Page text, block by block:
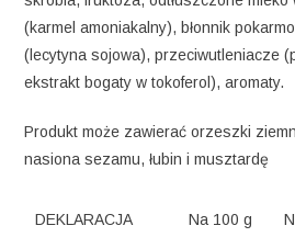
(karmel amoniakalny), błonnik
(lecytyna sojowa), przeciwutleniacze
ekstrakt bogaty w tokoferol), aromaty.
Produkt może zawierać orzeszki
nasiona sezamu, łubin i musztardę
DEKLARACJA Na 100 g